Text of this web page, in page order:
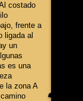
costado
frente a
ligada al
un
es una
la zona A